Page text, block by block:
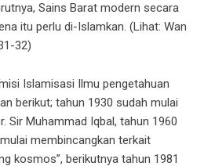
Sains Barat modern secara
itu perlu di-Islamkan. (Lihat: Wan
32)
Islamisasi Ilmu pengetahuan
berikut; tahun 1930 sudah mulai
Sir Muhammad Iqbal, tahun 1960
membincangkan terkait
kosmos”, berikutnya tahun 1981